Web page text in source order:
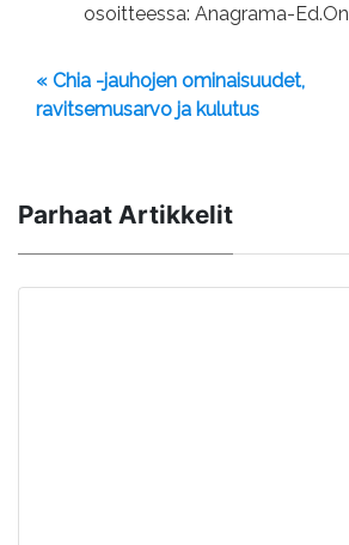
osoitteessa: Anagrama-Ed.On
« Chia -jauhojen ominaisuudet,
ravitsemusarvo ja kulutus
Parhaat Artikkelit